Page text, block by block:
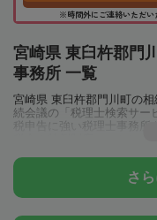
※時間外にご連絡いただい
宮崎県 東臼杵郡門
事務所 一覧
宮崎県 東臼杵郡門川町の
続会議の「税理士検索サー
税申告に強い税理士事務
税金や特例制度のことは
さ